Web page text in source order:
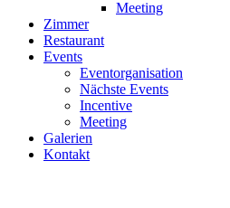
Meeting
Zimmer
Restaurant
Events
Eventorganisation
Nächste Events
Incentive
Meeting
Galerien
Kontakt